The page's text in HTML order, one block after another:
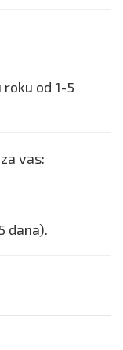
od 1-5
vas:
dana).